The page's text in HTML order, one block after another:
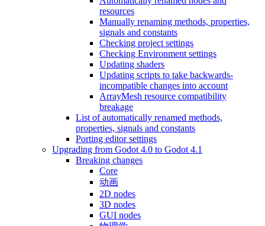
resources
Manually renaming methods, properties,
signals and constants
Checking project settings
Checking Environment settings
Updating shaders
Updating scripts to take backwards-
incompatible changes into account
ArrayMesh resource compatibility
breakage
List of automatically renamed methods,
properties, signals and constants
Porting editor settings
Upgrading from Godot 4.0 to Godot 4.1
Breaking changes
Core
动画
2D nodes
3D nodes
GUI nodes